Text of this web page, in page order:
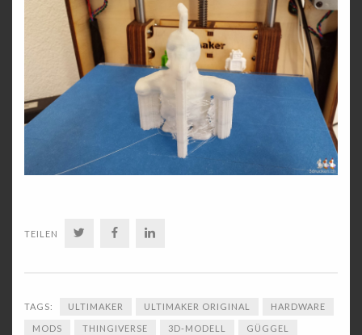
TEILEN TWITTERFACEBOOK
TAGS: ULTIMAKER ULTIMAKER ORIGINAL HARDWARE
MODS THINGIVERSE 3D-MODELL GÜGGEL